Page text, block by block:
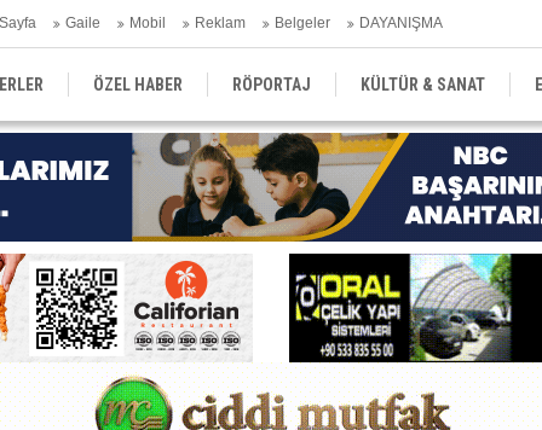
Gaile Mobil Reklam Belgeler DAYANIŞMA
ÖZEL HABER RÖPORTAJ KÜLTÜR & SANAT
YEREL YÖNETİM DERGİLER SEKTÖR